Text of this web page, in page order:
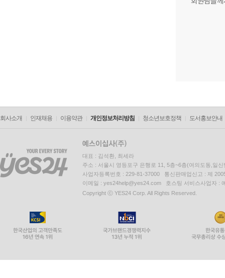
회사소개 인재채용 이용약관 개인정보처리방침 청소년보호정책 도서홍보안내
대표 : 김석환, 최세라
주소 : 서울시 영등포구 은행로 11, 5층~6층(여의도동,일신
사업자등록번호 : 229-81-37000 통신판매업신고 : 제
이메일 : yes24help@yes24.com 호스팅 서비스사업자 :
Copyright ⓒ YES24 Corp. All Rights Reserved.